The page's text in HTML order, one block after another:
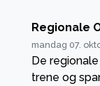
Regionale
mandag 07.
De
trene og